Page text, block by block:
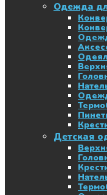
Одежда
Детская